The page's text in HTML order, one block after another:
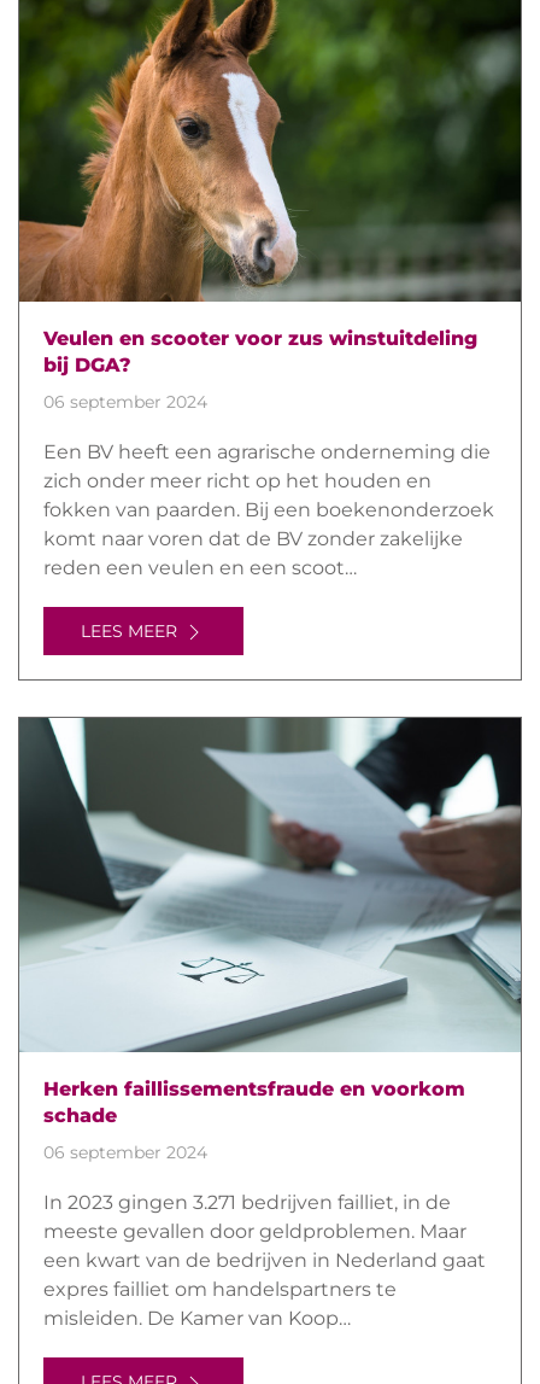
Veulen en scooter voor zus winstuitdeling
bij DGA?
06 september 2024
Een BV heeft een agrarische onderneming die
zich onder meer richt op het houden en
fokken van paarden. Bij een boekenonderzoek
komt naar voren dat de BV zonder zakelijke
reden een veulen en een scoot…
LEES MEER
Herken faillissementsfraude en voorkom
schade
06 september 2024
In 2023 gingen 3.271 bedrijven failliet, in de
meeste gevallen door geldproblemen. Maar
een kwart van de bedrijven in Nederland gaat
expres failliet om handelspartners te
misleiden. De Kamer van Koop…